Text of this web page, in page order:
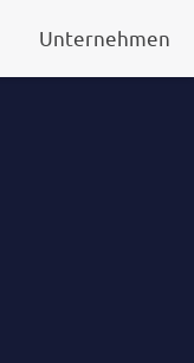
Unternehmen